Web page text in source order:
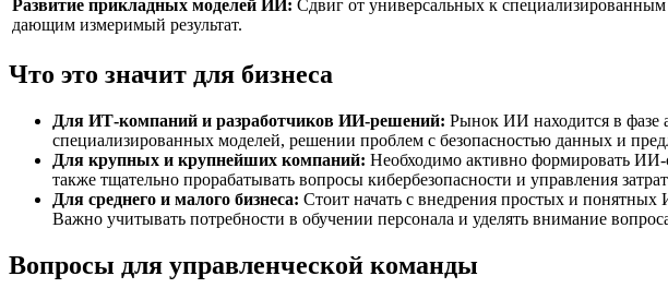
Развитие прикладных моделей ИИ: Сдвиг от универсальных к
дающим измеримый результат.
Что это значит для бизнеса
Для ИТ-компаний и разработчиков ИИ-решений: Рынок ИИ находится в фазе
специализированных моделей, решении проблем с безопасностью данных и
Для крупных и крупнейших компаний: Необходимо активно формировать ИИ-
также тщательно прорабатывать вопросы кибербезопасности и управления
Для среднего и малого бизнеса: Стоит начать с внедрения простых и
Важно учитывать потребности в обучении персонала и уделять внимание
Вопросы для управленческой команды